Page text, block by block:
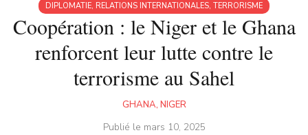
DIPLOMATIE, RELATIONS INTERNATIONALES, TERRORISME
Coopération : le Niger et le Ghana
renforcent leur lutte contre le
terrorisme au Sahel
GHANA, NIGER
Publié le mars 10, 2025